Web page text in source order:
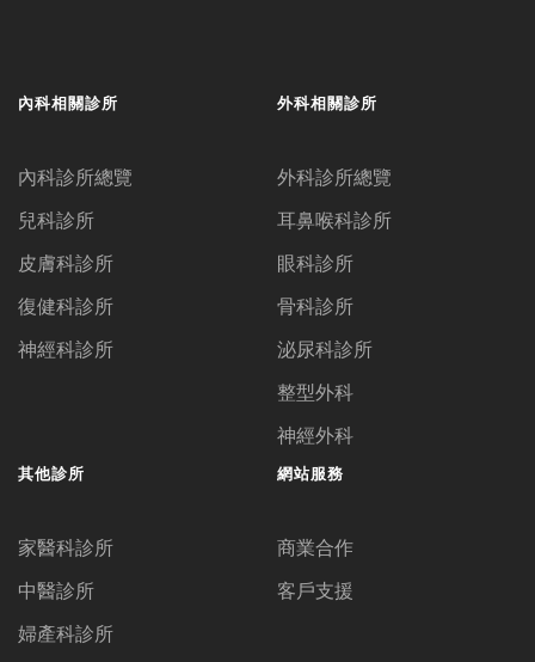
內科相關診所
內科診所總覽
兒科診所
皮膚科診所
復健科診所
神經科診所
外科相關診所
外科診所總覽
耳鼻喉科診所
眼科診所
骨科診所
泌尿科診所
整型外科
神經外科
其他診所
家醫科診所
中醫診所
婦產科診所
網站服務
商業合作
客戶支援